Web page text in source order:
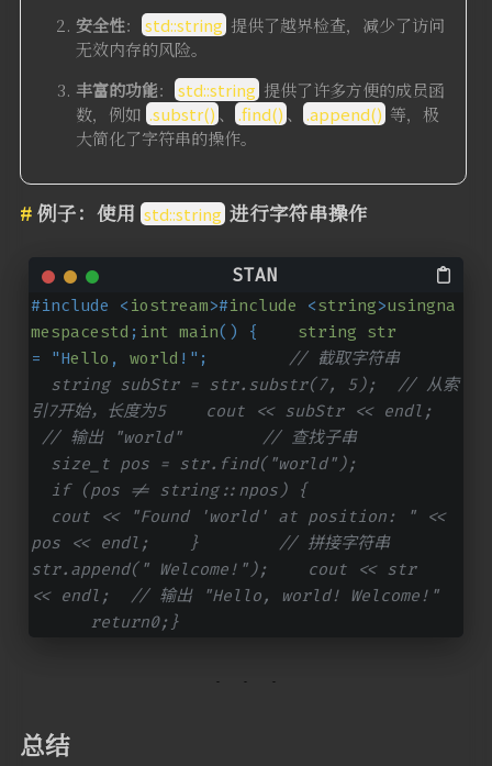
安全性： std::string提供了越界检查，减少了访问
无效内存的风险。
丰富的功能： std::string提供了许多方便的成员函
数，例如 .substr()、 .find()、 .append()等，极
大简化了字符串的操作。
例子：使用 std::string进行字符串操作
#include < iostream>#include <string>usingna
mespacestd ; int main() { string str
= "Hello , world !"; // 截取字符串
string subStr = str.substr(7, 5);  // 从索
引7开始，长度为5    cout << subStr << endl;
// 输出 "world"        // 查找子串
size_t pos = str.find("world");
if (pos != string::npos) {
cout << "Found 'world' at position: " <<
pos << endl;    }        // 拼接字符串
str.append(" Welcome!");    cout << str
<< endl;  // 输出 "Hello, world! Welcome!"
return0;}
总结